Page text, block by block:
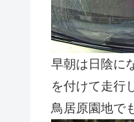
早朝は日陰に
を付けて走行
鳥居原園地で